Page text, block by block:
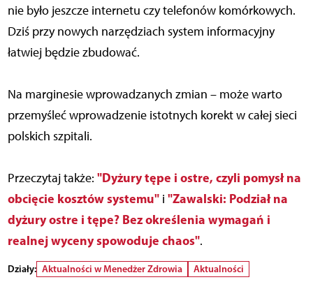
nie było jeszcze internetu czy telefonów komórkowych.
Dziś przy nowych narzędziach system informacyjny
łatwiej będzie zbudować.
Na marginesie wprowadzanych zmian – może warto
przemyśleć wprowadzenie istotnych korekt w całej sieci
polskich szpitali.
Przeczytaj także: "Dyżury tępe i ostre, czyli pomysł na
obcięcie kosztów systemu"i "Zawalski: Podział na
dyżury ostre i tępe? Bez określenia wymagań i
realnej wyceny spowoduje chaos".
Działy: Aktualności w Menedżer Zdrowia
Aktualności